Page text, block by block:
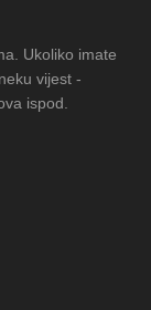
Ukoliko imate
vijest -
ispod.